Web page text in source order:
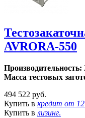
AVRORA-550
Производительность:
Масса тестовых
494 522 руб.
Купить в кредит от
Купить в лизинг.